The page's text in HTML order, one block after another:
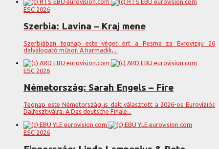
ESC 2026
Szerbia: Lavina – Kraj mene
Szerbiában tegnap este véget ért a Pesma za Evroviziju 26
dalválogató műsor. A harmadik,...
ESC 2026
Németország: Sarah Engels – Fire
Tegnap este Németország is dalt választott a 2026-os Eurovíziós
Dalfesztiválra. A Das deutsche Finale...
ESC 2026